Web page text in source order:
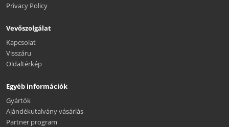
Privacy Policy
Vevőszolgálat
Kapcsolat
Visszáru
Oldaltérkép
Egyéb információk
Gyártók
Ajándékutalvány vásárlás
Partner program